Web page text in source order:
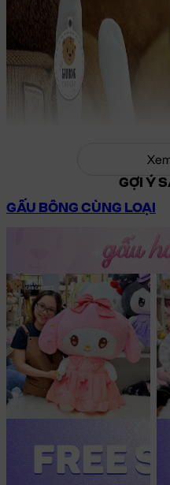
GỢI Ý
GẤU BÔNG CÙNG LOẠI